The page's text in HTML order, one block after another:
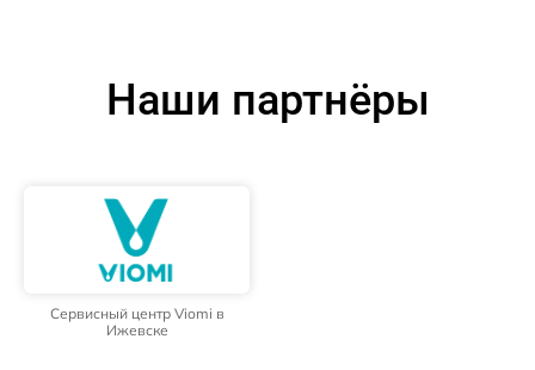
Наши партнёры
Сервисный центр Viomi в
Ижевске